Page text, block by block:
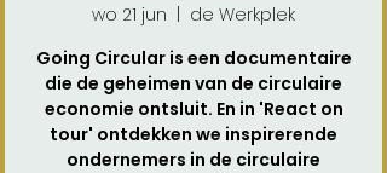
wo 21 jun
de Werkplek
Going Circular is een documentaire
die de geheimen van de circulaire
economie ontsluit. En in 'React on
tour' ontdekken we inspirerende
ondernemers in de circulaire